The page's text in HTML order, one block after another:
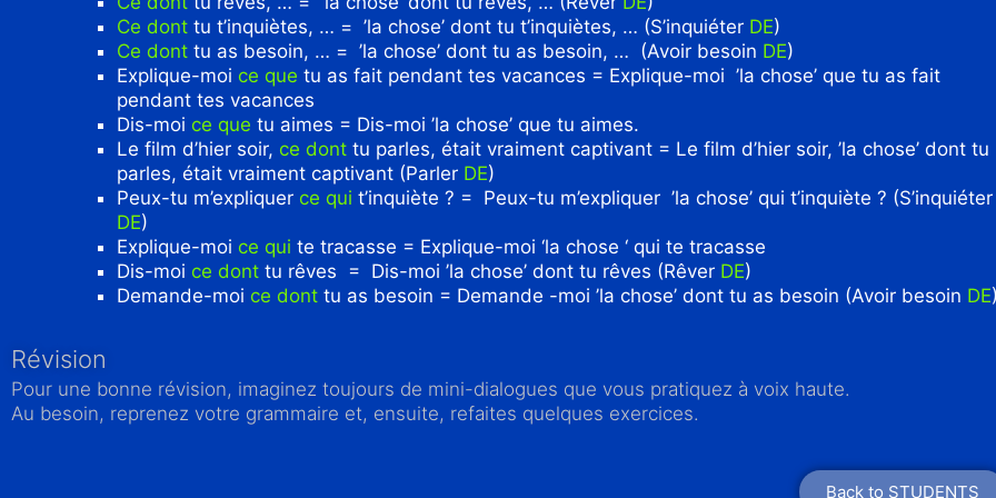
Ce dont tu t’inquiètes, … = ’la chose’ dont tu t’inquiètes, … (S’inquiéter DE)
Ce dont tu as besoin, … = ’la chose’ dont tu as besoin, … (Avoir besoin DE)
Explique-moi ce que tu as fait pendant tes vacances = Explique-moi ’la chose’ que tu as fait
pendant tes vacances
Dis-moi ce que tu aimes = Dis-moi ’la chose’ que tu aimes.
Le film d’hier soir, ce dont tu parles, était vraiment captivant = Le film d’hier soir, ’la chose’ dont tu
parles, était vraiment captivant (Parler DE)
Peux-tu m’expliquer ce qui t’inquiète ? = Peux-tu m’expliquer ’la chose’ qui t’inquiète ? (S’inquiéter
DE)
Explique-moi ce qui te tracasse = Explique-moi ‘la chose ‘ qui te tracasse
Dis-moi ce dont tu rêves = Dis-moi ’la chose’ dont tu rêves (Rêver DE)
Demande-moi ce dont tu as besoin = Demande -moi ’la chose’ dont tu as besoin (Avoir besoin DE
Révision
Pour une bonne révision, imaginez toujours de mini-dialogues que vous pratiquez à voix haute.
Au besoin, reprenez votre grammaire et, ensuite, refaites quelques exercices.
Back to STUDENTS